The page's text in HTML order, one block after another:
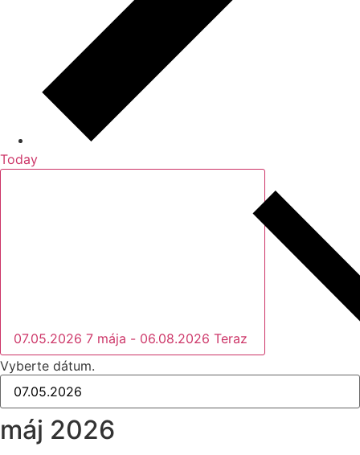
Today
07.05.2026 7 mája - 06.08.2026 Teraz
Vyberte dátum.
máj 2026